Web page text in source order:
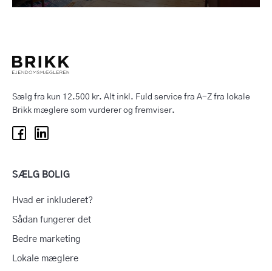
Sælg fra kun 12.500 kr. Alt inkl. Fuld service fra A-Z fra lokale
Brikk mæglere som vurderer og fremviser.
SÆLG BOLIG
Hvad er inkluderet?
Sådan fungerer det
Bedre marketing
Lokale mæglere